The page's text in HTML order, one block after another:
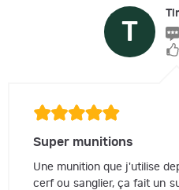
T
Super munitions
Une munition que j'utilise
cerf ou sanglier, ça fait un